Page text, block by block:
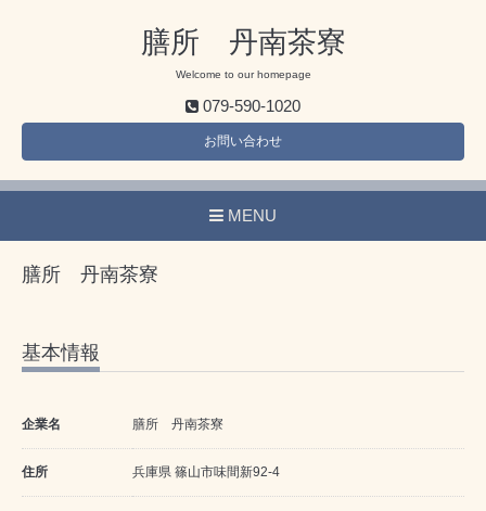
膳所 丹南茶寮
Welcome to our homepage
079-590-1020
お問い合わせ
MENU
膳所 丹南茶寮
基本情報
企業名 膳所 丹南茶寮
住所 兵庫県 篠山市味間新92-4